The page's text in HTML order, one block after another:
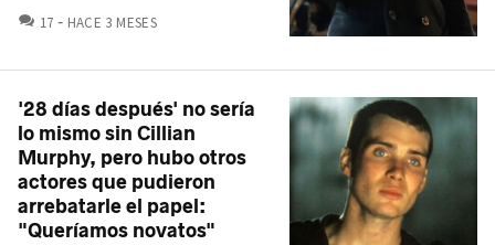
17 COMENTARIOS
HACE 3 MESES
'28 días después' no sería
lo mismo sin Cillian
Murphy, pero hubo otros
actores que pudieron
arrebatarle el papel:
"Queríamos novatos"